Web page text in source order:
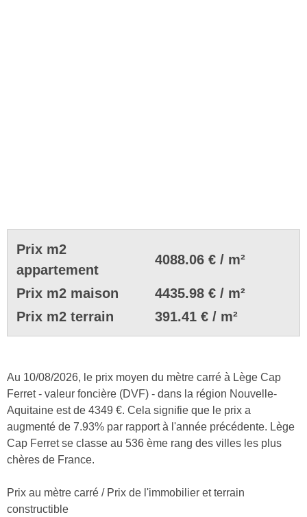
Prix m2
appartement
4088.06 € / m²
Prix m2 maison
4435.98 € / m²
Prix m2 terrain
391.41 € / m²
Au 10/08/2026, le prix moyen du mètre carré à Lège Cap
Ferret - valeur foncière (DVF) - dans la région Nouvelle-
Aquitaine est de 4349 €. Cela signifie que le prix a
augmenté de 7.93% par rapport à l'année précédente. Lège
Cap Ferret se classe au 536 ème rang des villes les plus
chères de France.
Prix au mètre carré / Prix de l'immobilier et terrain
constructible